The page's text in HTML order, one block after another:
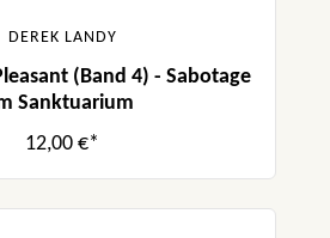
DEREK LANDY
(Band 4) - Sabotage
Sanktuarium
12,00 €*